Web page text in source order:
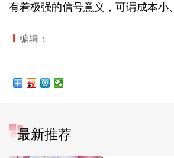
有着极强的信号意义，可谓成本小
编辑：
最新推荐